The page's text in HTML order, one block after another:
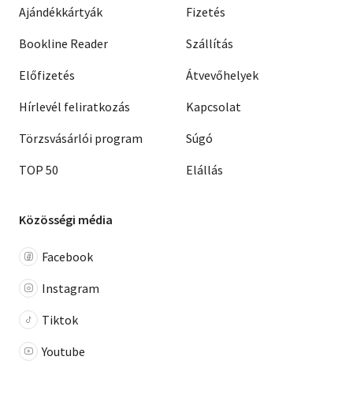
Ajándékkártyák
Bookline Reader
Előfizetés
Hírlevél feliratkozás
Törzsvásárlói program
TOP 50
Fizetés
Szállítás
Átvevőhelyek
Kapcsolat
Súgó
Elállás
Közösségi média
Facebook
Instagram
Tiktok
Youtube